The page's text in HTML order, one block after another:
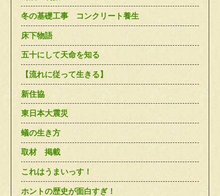
冬の基礎工事 コンクリート養生
床下物語
五十にして天命を知る
【流れに従って生きる】
新住協
東日本大震災
蟻の生き方
取材 掲載
これはうまいっす！
ホントの歴史が面白すぎ！